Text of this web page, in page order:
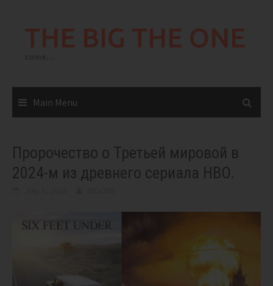
THE BIG THE ONE
Main Menu
Пророчество о Третьей мировой в
2024-м из древнего сериала HBO.